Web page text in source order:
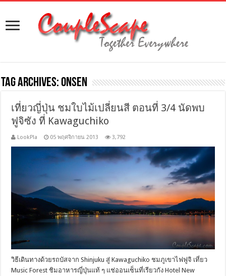
Tag Archives:onsen
เที่ยวญี่ปุ่น ชมใบไม้เปลี่ยนสี ตอนที่ 3/4 นัดพบ
ฟูจิซัง ที่ Kawaguchiko
LookPla 05 พฤศจิกายน 2013 3,792
วิธีเดินทางด้วยรถบัสจาก Shinjuku สู่ Kawaguchiko ชมภูเขาไฟฟูจิ เที่ยว
Music Forest ชิมอาหารญี่ปุ่นแท้ ๆ แช่ออนเซ็นที่เรียวกัง Hotel New